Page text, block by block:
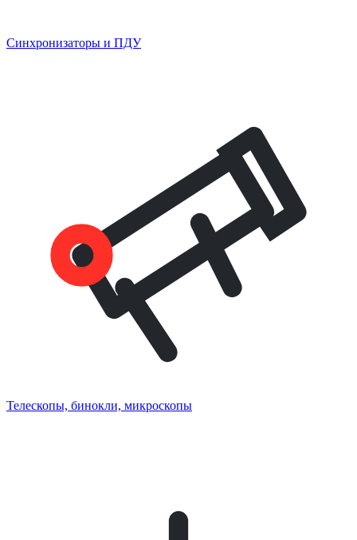
Синхронизаторы и ПДУ
Телескопы, бинокли, микроскопы